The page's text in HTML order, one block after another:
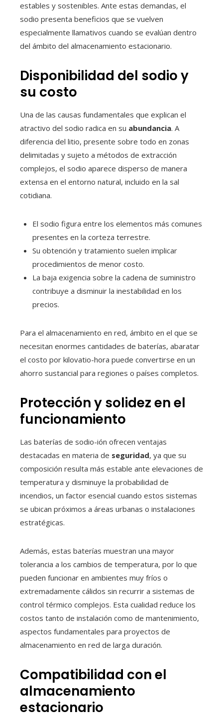
estables y sostenibles. Ante estas demandas, el
sodio presenta beneficios que se vuelven
especialmente llamativos cuando se evalúan dentro
del ámbito del almacenamiento estacionario.
Disponibilidad del sodio y
su costo
Una de las causas fundamentales que explican el
atractivo del sodio radica en su abundancia. A
diferencia del litio, presente sobre todo en zonas
delimitadas y sujeto a métodos de extracción
complejos, el sodio aparece disperso de manera
extensa en el entorno natural, incluido en la sal
cotidiana.
El sodio figura entre los elementos más comunes
presentes en la corteza terrestre.
Su obtención y tratamiento suelen implicar
procedimientos de menor costo.
La baja exigencia sobre la cadena de suministro
contribuye a disminuir la inestabilidad en los
precios.
Para el almacenamiento en red, ámbito en el que se
necesitan enormes cantidades de baterías, abaratar
el costo por kilovatio-hora puede convertirse en un
ahorro sustancial para regiones o países completos.
Protección y solidez en el
funcionamiento
Las baterías de sodio-ión ofrecen ventajas
destacadas en materia de seguridad, ya que su
composición resulta más estable ante elevaciones de
temperatura y disminuye la probabilidad de
incendios, un factor esencial cuando estos sistemas
se ubican próximos a áreas urbanas o instalaciones
estratégicas.
Además, estas baterías muestran una mayor
tolerancia a los cambios de temperatura, por lo que
pueden funcionar en ambientes muy fríos o
extremadamente cálidos sin recurrir a sistemas de
control térmico complejos. Esta cualidad reduce los
costos tanto de instalación como de mantenimiento,
aspectos fundamentales para proyectos de
almacenamiento en red de larga duración.
Compatibilidad con el
almacenamiento
estacionario